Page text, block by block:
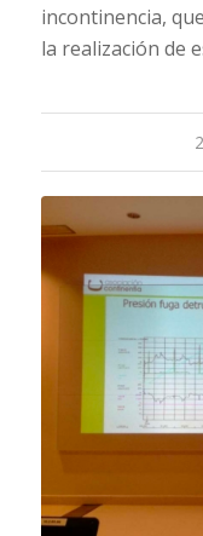
incontinencia,
la realización de